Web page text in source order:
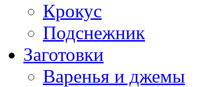
Крокус
Подснежник
Заготовки
Варенья и джемы